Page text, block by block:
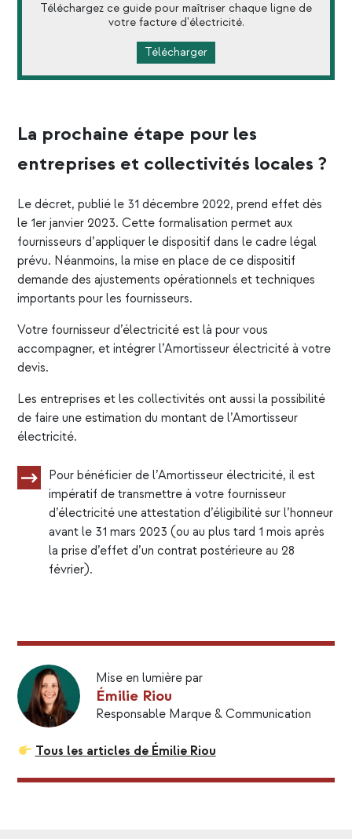
Téléchargez ce guide pour maîtriser chaque ligne de
votre facture d'électricité.
Télécharger
La prochaine étape pour les
entreprises et collectivités locales ?
Le décret, publié le 31 décembre 2022, prend effet dès
le 1er janvier 2023. Cette formalisation permet aux
fournisseurs d’appliquer le dispositif dans le cadre légal
prévu. Néanmoins, la mise en place de ce dispositif
demande des ajustements opérationnels et techniques
importants pour les fournisseurs.
Votre fournisseur d’électricité est là pour vous
accompagner, et intégrer l’Amortisseur électricité à votre
devis.
Les entreprises et les collectivités ont aussi la possibilité
de faire une estimation du montant de l’Amortisseur
électricité.
Pour bénéficier de l’Amortisseur électricité, il est
impératif de transmettre à votre fournisseur
d’électricité une attestation d’éligibilité sur l’honneur
avant le 31 mars 2023 (ou au plus tard 1 mois après
la prise d’effet d’un contrat postérieure au 28
février).
Mise en lumière par
Émilie Riou
Responsable Marque & Communication
Tous les articles de Émilie Riou